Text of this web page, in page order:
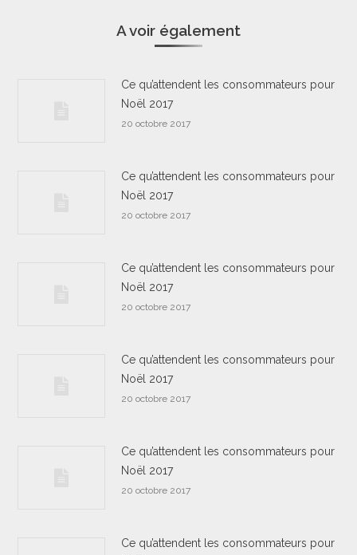
A voir également
Ce qu’attendent les consommateurs pour
Noël 2017
20 octobre 2017
Ce qu’attendent les consommateurs pour
Noël 2017
20 octobre 2017
Ce qu’attendent les consommateurs pour
Noël 2017
20 octobre 2017
Ce qu’attendent les consommateurs pour
Noël 2017
20 octobre 2017
Ce qu’attendent les consommateurs pour
Noël 2017
20 octobre 2017
Ce qu’attendent les consommateurs pour